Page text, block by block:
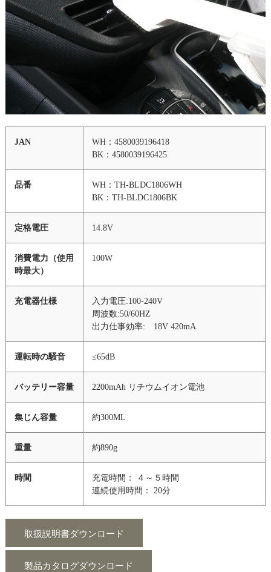
JAN
WH：4580039196418
BK：4580039196425
品番
WH：TH-BLDC1806WH
BK：TH-BLDC1806BK
定格電圧 14.8V
消費電力（使用
時最大）
100W
充電器仕様
入力電圧:100-240V
周波数:50/60HZ
出力仕事効率: 18V 420mA
運転時の騒音 ≤65dB
バッテリー容量 2200mAh リチウムイオン電池
集じん容量 約300ML
重量 約890g
時間
充電時間： ４～５時間
連続使用時間： 20分
取扱説明書ダウンロード
製品カタログダウンロード